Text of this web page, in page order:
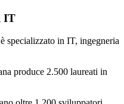
IT
specializzato in IT, ingegneria
produce 2.500 laureati in